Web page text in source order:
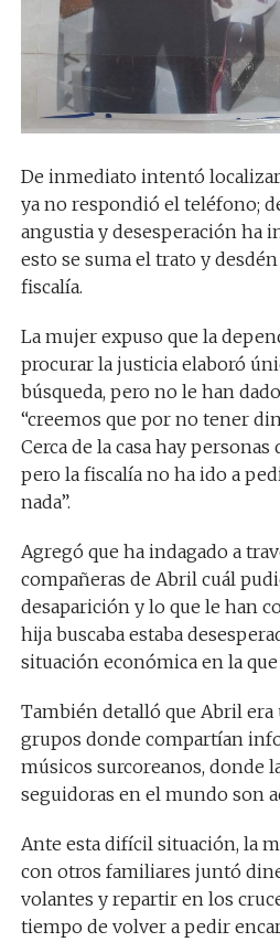
De inmediato intentó
ya no respondió el teléfono;
angustia y desesperación ha
esto se suma el trato y
fiscalía.
La mujer expuso que la
procurar la justicia elaboró
búsqueda, pero no le han
“creemos que por no tener
Cerca de la casa hay
pero la fiscalía no ha ido a
nada”.
Agregó que ha indagado a
compañeras de Abril cuál
desaparición y lo que le han
hija buscaba estaba
situación económica en la
También detalló que Abril era
grupos donde compartían
músicos surcoreanos, donde
seguidoras en el mundo son
Ante esta difícil situación, la
con otros familiares juntó
volantes y repartir en los
tiempo de volver a pedir